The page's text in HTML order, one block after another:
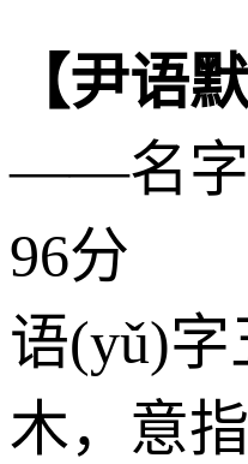
【尹语默
——名字
96分
语(yǔ)字
木，意